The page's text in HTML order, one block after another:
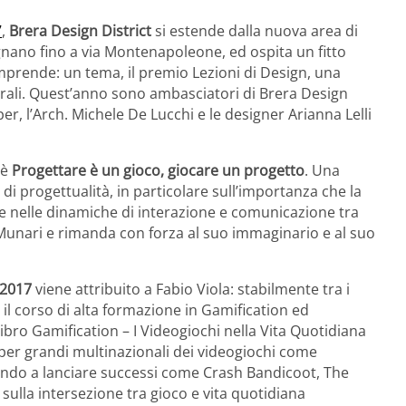
, Brera Design Districtsi estende dalla nuova area di
fino a via Montenapoleone, ed ospita un fitto
un tema, il premio Lezioni di Design, una
Quest’anno sono ambasciatori di Brera Design
l’Arch. Michele De Lucchi e le designer Arianna Lelli
Progettare è un gioco, giocare un progetto. Una
progettualità, in particolare sull’importanza che la
nelle dinamiche di interazione e comunicazione tra
e rimanda con forza al suo immaginario e al suo
viene attribuito a Fabio Viola: stabilmente tra i
corso di alta formazione in Gamification ed
Gamification – I Videogiochi nella Vita Quotidiana
grandi multinazionali dei videogiochi come
a lanciare successi come Crash Bandicoot, The
intersezione tra gioco e vita quotidiana